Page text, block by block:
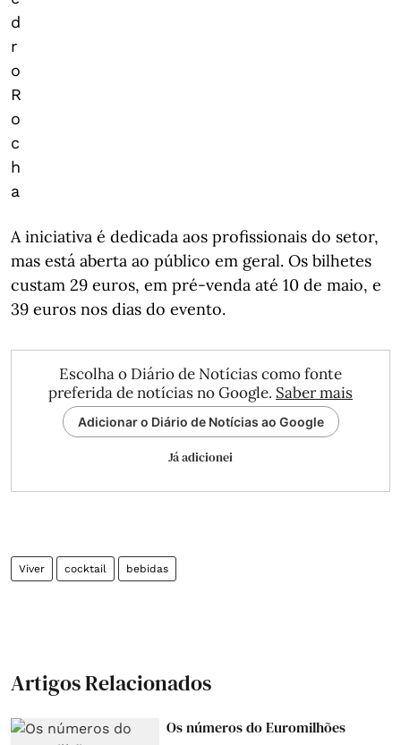
d
r
o
R
o
c
h
a
A iniciativa é dedicada aos profissionais do setor,
mas está aberta ao público em geral. Os bilhetes
custam 29 euros, em pré-venda até 10 de maio, e
39 euros nos dias do evento.
Escolha o Diário de Notícias como fonte
preferida de notícias no Google. Saber mais
Adicionar o Diário de Notícias ao Google
Já adicionei
Viver cocktail bebidas
Artigos Relacionados
Os números do Euromilhões